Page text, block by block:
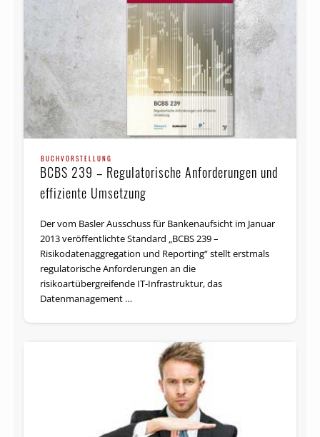
BUCHVORSTELLUNG
BCBS 239 – Regulatorische Anforderungen und
effiziente Umsetzung
Der vom Basler Ausschuss für Bankenaufsicht im Januar
2013 veröffentlichte Standard „BCBS 239 –
Risikodatenaggregation und Reporting“ stellt erstmals
regulatorische Anforderungen an die
risikoartübergreifende IT-Infrastruktur, das
Datenmanagement …